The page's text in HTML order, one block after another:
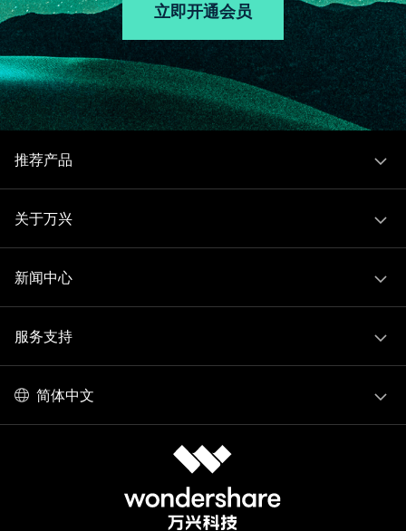
立即开通会员
推荐产品
关于万兴
新闻中心
服务支持
简体中文